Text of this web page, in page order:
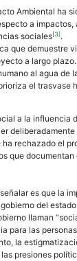
Ambiental ha
a impactos,
sociales[3].
que demuestre
a largo plazo.
al agua de
el trasvase
a la influencia
rechazado el
que
es que la
del
llaman
para las
la
presiones